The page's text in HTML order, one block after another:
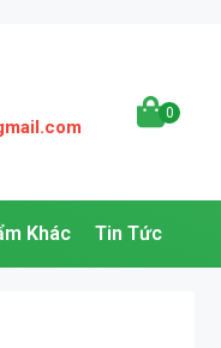
0
Khác Tin Tức